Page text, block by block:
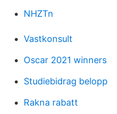
NHZTn
Vastkonsult
Oscar 2021 winners
Studiebidrag belopp
Rakna rabatt